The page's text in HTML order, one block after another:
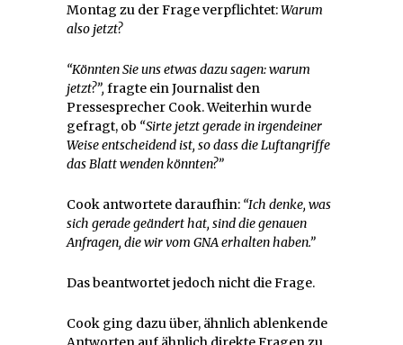
Montag zu der Frage verpflichtet:Warum
also jetzt?
“Könnten Sie uns etwas dazu sagen: warum
jetzt?”, fragte ein Journalist den
Pressesprecher Cook. Weiterhin wurde
gefragt, ob “Sirte jetzt gerade in irgendeiner
Weise entscheidend ist, so dass die Luftangriffe
das Blatt wenden könnten?”
Cook antwortete daraufhin: “Ich denke, was
sich gerade geändert hat, sind die genauen
Anfragen, die wir vom GNA erhalten haben.”
Das beantwortet jedoch nicht die Frage.
Cook ging dazu über, ähnlich ablenkende